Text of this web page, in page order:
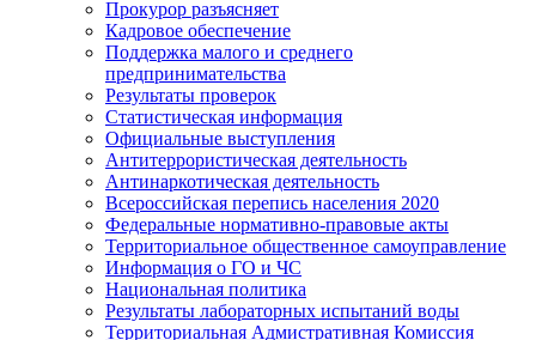
Прокурор разъясняет
Кадровое обеспечение
Поддержка малого и среднего
предпринимательства
Результаты проверок
Статистическая информация
Официальные выступления
Антитеррористическая деятельность
Антинаркотическая деятельность
Всероссийская перепись населения 2020
Федеральные нормативно-правовые акты
Территориальное общественное самоуправление
Информация о ГО и ЧС
Национальная политика
Результаты лабораторных испытаний воды
Территориальная Адмистративная Комиссия